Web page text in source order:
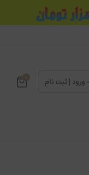
ورود |ثبت نام 0